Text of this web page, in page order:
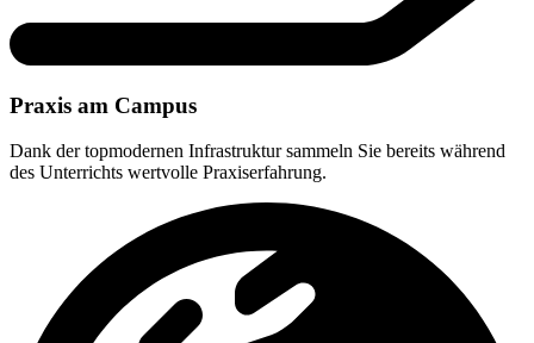
Praxis am Campus
Dank der topmodernen Infrastruktur sammeln Sie bereits während
des Unterrichts wertvolle Praxiserfahrung.